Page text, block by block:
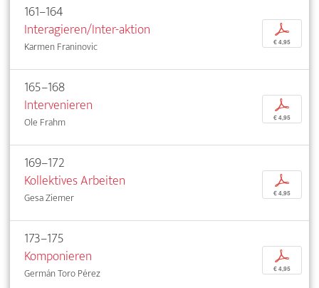
161–164
Interagieren/Inter-aktion
Karmen Franinovic
p
€ 4,95
165–168
Intervenieren
Ole Frahm
p
€ 4,95
169–172
Kollektives Arbeiten
Gesa Ziemer
p
€ 4,95
173–175
Komponieren
Germán Toro Pérez
p
€ 4,95